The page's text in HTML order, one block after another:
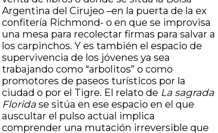
Argentina del Cirujeo –en la puerta de la ex
confitería Richmond- o en que se improvisa
una mesa para recolectar firmas para salvar a
los carpinchos. Y es también el espacio de
supervivencia de los jóvenes ya sea
trabajando como “arbolitos” o como
promotores de paseos turísticos por la
ciudad o por el Tigre. El relato de La sagrada
Florida se sitúa en ese espacio en el que
auscultar el pulso actual implica
comprender una mutación irreversible que